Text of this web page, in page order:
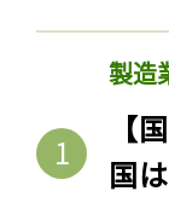
製造
【
国